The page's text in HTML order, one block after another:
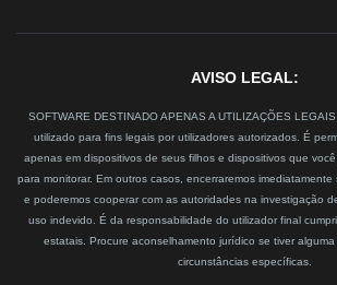
AVISO LEGAL:
SOFTWARE DESTINADO APENAS A UTILIZAÇÕES
utilizado para fins legais por utilizadores autorizados. É
apenas em dispositivos de seus filhos e dispositivos que
para monitorar. Em outros casos, encerraremos imediatamente
e poderemos cooperar com as autoridades na investigação
uso indevido. É da responsabilidade do utilizador final
estatais. Procure aconselhamento jurídico se tiver
circunstâncias específicas.